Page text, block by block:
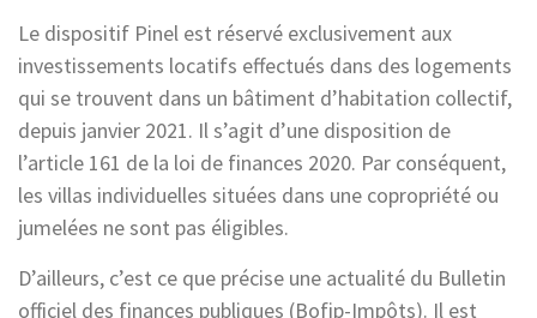
Le dispositif Pinel est réservé exclusivement aux
investissements locatifs effectués dans des logements
qui se trouvent dans un bâtiment d’habitation collectif,
depuis janvier 2021. Il s’agit d’une disposition de
l’article 161 de la loi de finances 2020. Par conséquent,
les villas individuelles situées dans une copropriété ou
jumelées ne sont pas éligibles.
D’ailleurs, c’est ce que précise une actualité du Bulletin
officiel des finances publiques (Bofip-Impôts). Il est